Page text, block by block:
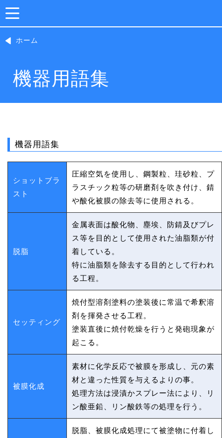
ホーム
機器用語集
機器用語集
ショットブラ
スト
圧縮空気を使用し、鋼製粒、珪砂粒、プ
ラスチック粒等の研磨剤を吹き付け、錆
や酸化被膜の除去等に使用される。
脱脂
金属表面は酸化物、塵埃、防錆及びプレ
ス等を目的として使用された油脂類が付
着している。
特に油脂類を除去する目的として行われ
る工程。
セッティング
焼付型溶剤塗料の塗装後に常温で希釈溶
剤を揮発させる工程。
塗装直後に焼付乾燥を行うと発砲現象が
起こる。
被膜化成
素材に化学反応で被膜を形成し、元の素
材と違った性質を与えるよりの事。
処理方法は浸漬かスプレー法により、リ
ン酸亜鉛、リン酸鉄等の処理を行う。
脱脂、被膜化成処理にて被塗物に付着し